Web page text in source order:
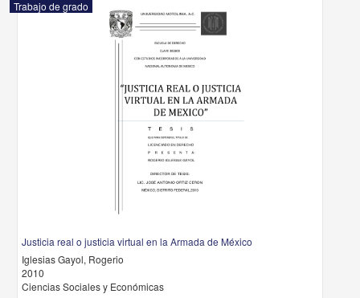
Trabajo de grado
Justicia real o justicia virtual en la Armada de México
Iglesias Gayol, Rogerio
2010
Ciencias Sociales y Económicas